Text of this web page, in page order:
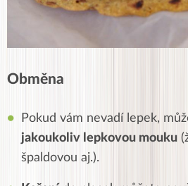
Obměna
Pokud vám nevadí lepek,
jakoukoliv lepkovou mouku
špaldovou aj.).